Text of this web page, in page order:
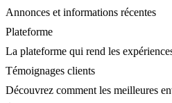
Annonces et informations récentes
Plateforme
La plateforme qui rend les
Témoignages clients
Découvrez comment les meilleures